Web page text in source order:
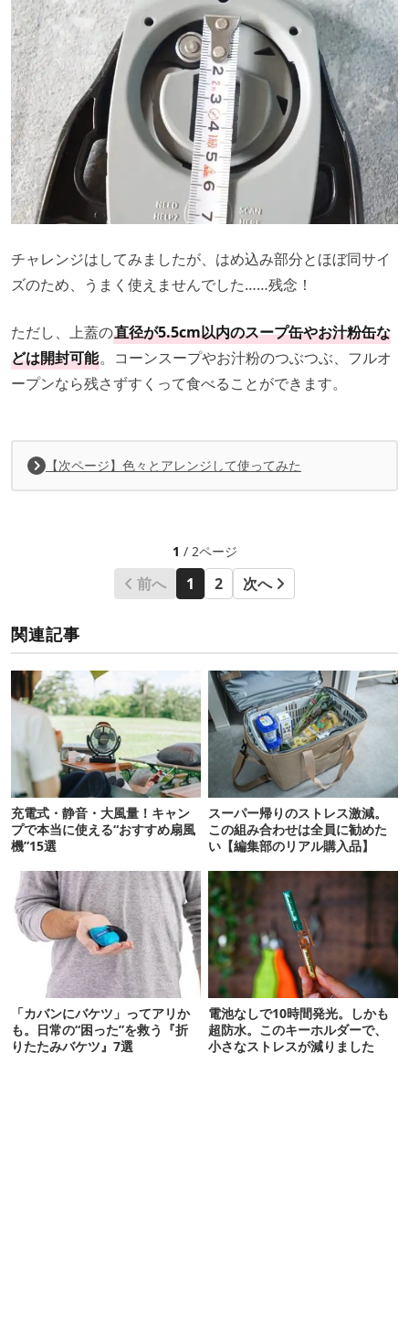
チャレンジはしてみましたが、はめ込み部分とほぼ同サイ
ズのため、うまく使えませんでした……残念！
ただし、上蓋の直径が5.5cm以内のスープ缶やお汁粉缶な
どは開封可能。コーンスープやお汁粉のつぶつぶ、フルオ
ープンなら残さずすくって食べることができます。
【次ページ】色々とアレンジして使ってみた
1 / 2ページ
前へ 1 2 次へ
関連記事
充電式・静音・大風量！キャン
プで本当に使える“おすすめ扇風
機”15選
スーパー帰りのストレス激減。
この組み合わせは全員に勧めた
い【編集部のリアル購入品】
「カバンにバケツ」ってアリか
も。日常の“困った”を救う『折
りたたみバケツ』7選
電池なしで10時間発光。しかも
超防水。このキーホルダーで、
小さなストレスが減りました